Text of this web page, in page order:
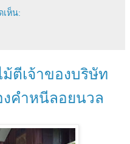
เห็น:
ตีเจ้าของบริษัท
คำหนีลอยนวล